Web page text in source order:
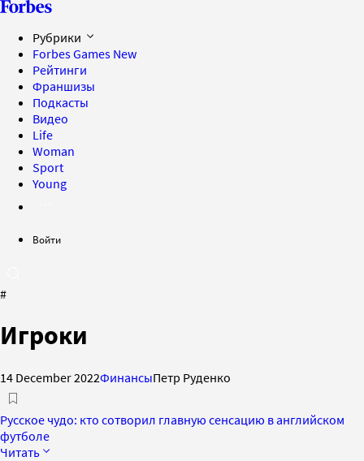
Рубрики
Forbes Games New
Рейтинги
Франшизы
Подкасты
Видео
Life
Woman
Sport
Young
Войти
#
Игроки
14 December 2022ФинансыПетр Руденко
Русское чудо: кто сотворил главную сенсацию в английском
футболе
Читать